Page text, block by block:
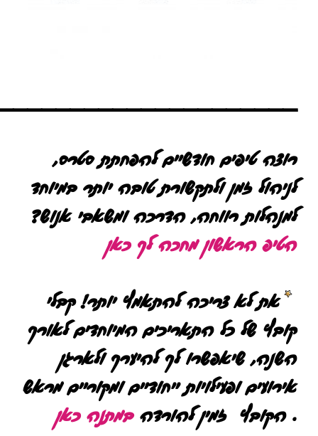
רוצה טיפים חודשיים להפחתת סטרס,
לניהול זמן ולתקשורת טובה יותר במיוחד
למנהלות רווחה, הדרכה ומשאבי אנוש?
הטיפ הראשון מחכה לך כאן
את לא צריכה להתאמץ יותר! קבלי
קובץ ​של כל התאריכים המיוחדים לאורך
השנה, שיאפשרו לך להיערך ולארגן
אירועים ופעילויות ייחודיים ומקוריים מראש​
.​ הקובץ זמין להורדהבמתנה כאן